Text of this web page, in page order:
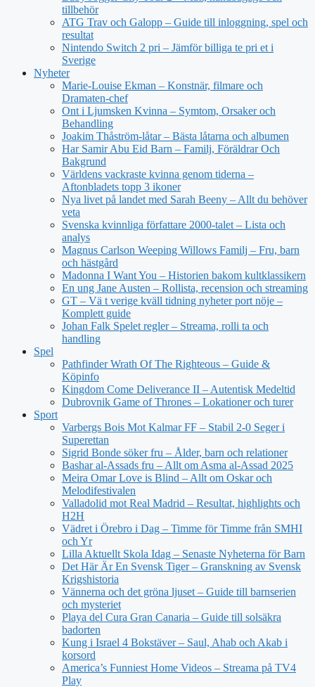
tillbehör
ATG Trav och Galopp – Guide till inloggning, spel och
resultat
Nintendo Switch 2 pri – Jämför billiga te pri et i
Sverige
Nyheter
Marie-Louise Ekman – Konstnär, filmare och
Dramaten-chef
Ont i Ljumsken Kvinna – Symtom, Orsaker och
Behandling
Joakim Thåström-låtar – Bästa låtarna och albumen
Har Samir Abu Eid Barn – Familj, Föräldrar Och
Bakgrund
Världens vackraste kvinna genom tiderna –
Aftonbladets topp 3 ikoner
Nya livet på landet med Sarah Beeny – Allt du behöver
veta
Svenska kvinnliga författare 2000-talet – Lista och
analys
Magnus Carlson Weeping Willows Familj – Fru, barn
och hästgård
Madonna I Want You – Historien bakom kultklassikern
En ung Jane Austen – Rollista, recension och streaming
GT – Vä t verige kväll tidning nyheter port nöje –
Komplett guide
Johan Falk Spelet regler – Streama, rolli ta och
handling
Spel
Pathfinder Wrath Of The Righteous – Guide &
Köpinfo
Kingdom Come Deliverance II – Autentisk Medeltid
Dubrovnik Game of Thrones – Lokationer och turer
Sport
Varbergs Bois Mot Kalmar FF – Stabil 2-0 Seger i
Superettan
Sigrid Bonde söker fru – Ålder, barn och relationer
Bashar al-Assads fru – Allt om Asma al-Assad 2025
Meira Omar Love is Blind – Allt om Oskar och
Melodifestivalen
Valladolid mot Real Madrid – Resultat, highlights och
H2H
Vädret i Örebro i Dag – Timme för Timme från SMHI
och Yr
Lilla Aktuellt Skola Idag – Senaste Nyheterna för Barn
Det Här Är En Svensk Tiger – Granskning av Svensk
Krigshistoria
Vännerna och det gröna ljuset – Guide till barnserien
och mysteriet
Playa del Cura Gran Canaria – Guide till solsäkra
badorten
Kung i Israel 4 Bokstäver – Saul, Ahab och Akab i
korsord
America’s Funniest Home Videos – Streama på TV4
Play